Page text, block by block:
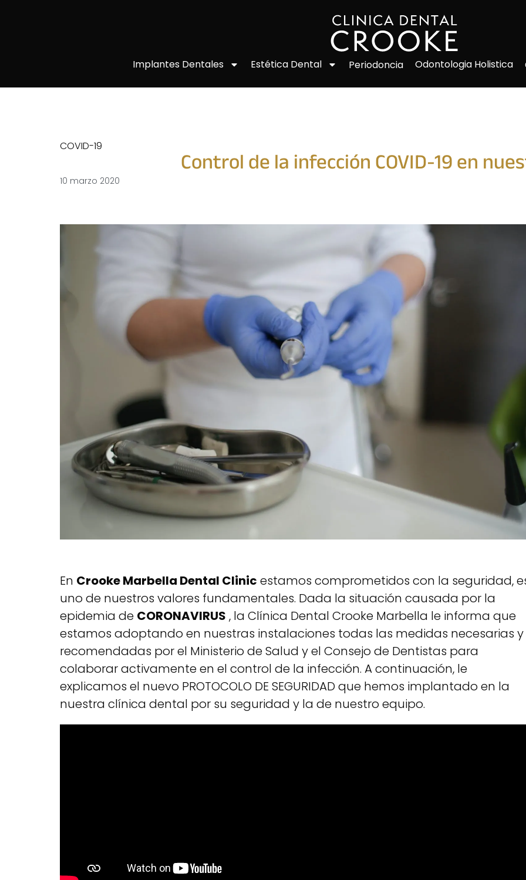
Implantes Dentales Estética Dental Periodoncia Odontologia Holistica
COVID-19
Control de la infección COVID-19 en
10 marzo 2020
En Crooke Marbella Dental Clinic estamos comprometidos con la seguridad,
uno de nuestros valores fundamentales. Dada la situación causada por la
epidemia de CORONAVIRUS , la Clínica Dental Crooke Marbella le informa que
estamos adoptando en nuestras instalaciones todas las medidas necesarias y
recomendadas por el Ministerio de Salud y el Consejo de Dentistas para
colaborar activamente en el control de la infección. A continuación, le
explicamos el nuevo PROTOCOLO DE SEGURIDAD que hemos implantado en la
nuestra clínica dental por su seguridad y la de nuestro equipo.